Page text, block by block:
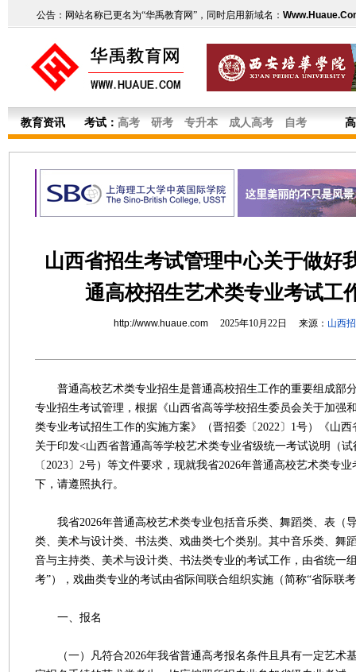
公告：网站名称已更名为“华禹教育网”，同时启用新域名：
教育资讯 考试： 高考 研考 专升本 成人高考 自考
山西省招生考试管理中心关于做好
通高校招生艺术类专业考试工
http://www.huaue.com2025年10月22日 来源： 山西
普通高校艺术类专业招生是普通高校招生工作的重要组成部
专业招生考试管理，根据《山西省高等学校招生委员会关于加强
类专业考试招生工作的实施方案》（晋招委〔2022〕1号）《山
关于印发<山西省普通高等学校艺术类专业省级统一考试说明（
〔2023〕2号）等文件要求，现就我省2026年普通高校艺术类专
下，请遵照执行。
我省2026年普通高校艺术类专业包括音乐类、舞蹈类、表（
类、美术与设计类、书法类、戏曲类七个类别。其中音乐类、舞
音与主持类、美术与设计类、书法类专业的考试工作，由省统一
考”），戏曲类专业的考试由省际间联合组织实施（简称“省际联
一、报名
（一）凡符合2026年我省普通高考报名条件且具有一定艺术